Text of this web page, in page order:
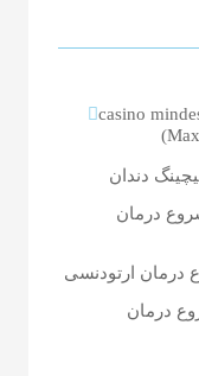
casino
دندان
درمان
درمان ارتودنسی
درمان